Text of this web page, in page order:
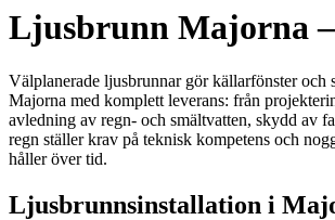
Ljusbrunn Majorna
Välplanerade ljusbrunnar gör källarfönster och
Majorna med komplett leverans: från
avledning av regn- och smältvatten, skydd av
regn ställer krav på teknisk kompetens och
håller över tid.
Ljusbrunnsinstallation i